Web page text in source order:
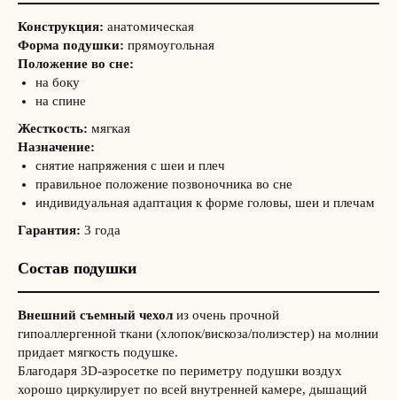
Конструкция: анатомическая
Форма подушки: прямоугольная
Положение во сне:
на боку
на спине
Жесткость: мягкая
Назначение:
снятие напряжения с шеи и плеч
правильное положение позвоночника во сне
индивидуальная адаптация к форме головы, шеи и плечам
Гарантия: 3 года
Состав подушки
Внешний съемный чехол из очень прочной
гипоаллергенной ткани (хлопок/вискоза/полиэстер) на молнии
придает мягкость подушке.
Благодаря 3D-аэросетке по периметру подушки воздух
хорошо циркулирует по всей внутренней камере, дышащий